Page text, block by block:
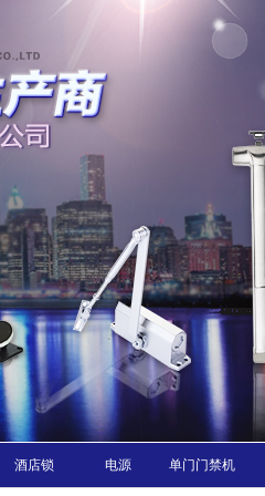
酒店锁 电源 单门门禁机